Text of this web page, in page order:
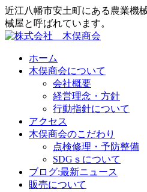
近江八幡市安土町にある農業機
械屋と呼ばれています。
ホーム
木俣商会について
会社概要
経営理念・方針
行動指針について
アクセス
木俣商会のこだわり
点検修理・予防整備
SDGｓについて
ブログ:最新ニュース
販売について